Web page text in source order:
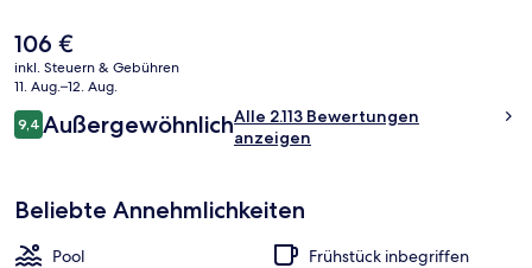
ebenfalls zum Angebot.
Der
aktuelle
Preis
106 €.
106 €
inkl. Steuern & Gebühren
11. Aug.–12. Aug.
Bewertungen
9,49,4 von 10.
AußergewöhnlichAlle 2.113 Bewertungen
anzeigen
Beliebte Annehmlichkeiten
Pool
Frühstück inbegriffen